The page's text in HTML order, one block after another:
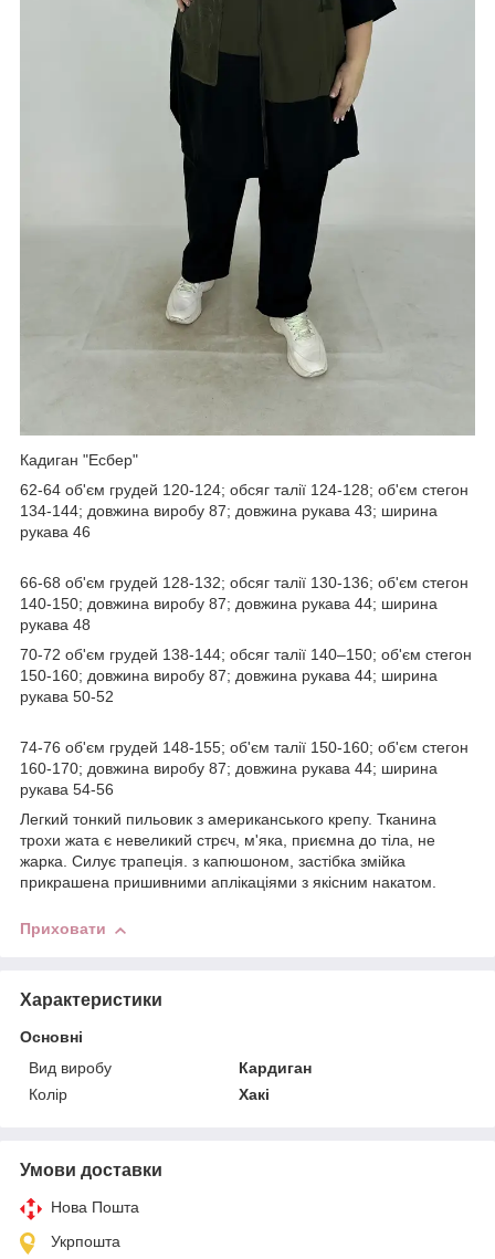
Кадиган "Есбер"
62-64 об'єм грудей 120-124; обсяг талії 124-128; об'єм стегон
134-144; довжина виробу 87; довжина рукава 43; ширина
рукава 46
66-68 об'єм грудей 128-132; обсяг талії 130-136; об'єм стегон
140-150; довжина виробу 87; довжина рукава 44; ширина
рукава 48
70-72 об'єм грудей 138-144; обсяг талії 140–150; об'єм стегон
150-160; довжина виробу 87; довжина рукава 44; ширина
рукава 50-52
74-76 об'єм грудей 148-155; об'єм талії 150-160; об'єм стегон
160-170; довжина виробу 87; довжина рукава 44; ширина
рукава 54-56
Легкий тонкий пильовик з американського крепу. Тканина
трохи жата є невеликий стрєч, м'яка, приємна до тіла, не
жарка. Силує трапеція. з капюшоном, застібка змійка
прикрашена пришивними аплікаціями з якісним накатом.
Приховати
Характеристики
Основні
Вид виробу
Кардиган
Колір
Хакі
Умови доставки
Нова Пошта
Укрпошта